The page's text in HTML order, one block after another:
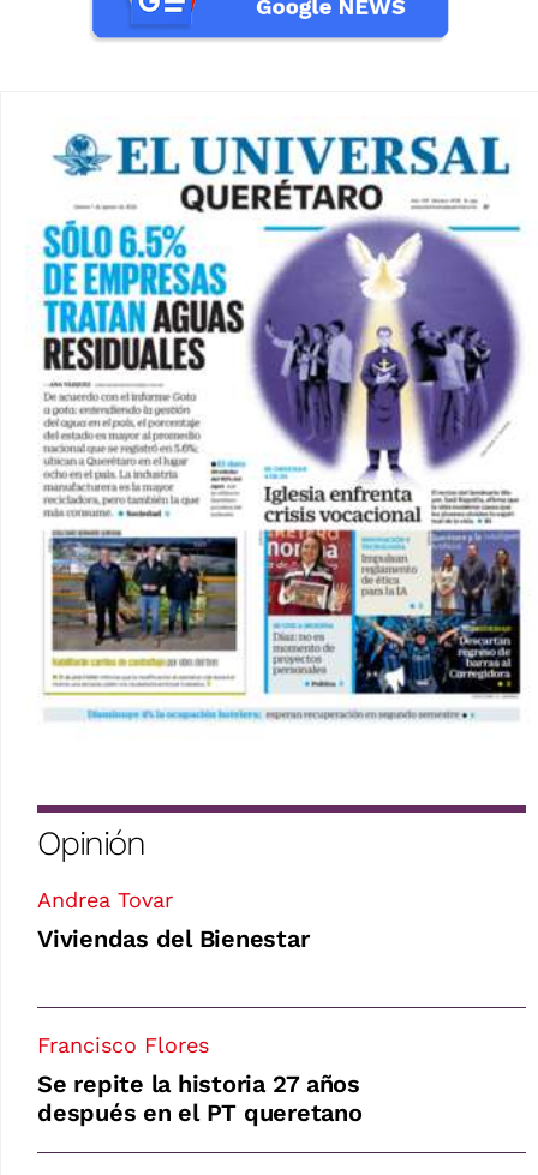
Opinión
Andrea Tovar
Viviendas del Bienestar
Francisco Flores
Se repite la historia 27 años
después en el PT queretano